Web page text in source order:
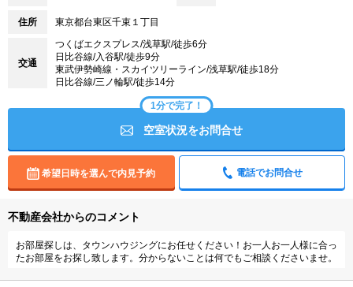
住所 東京都台東区千束１丁目
交通
つくばエクスプレス/浅草駅/徒歩6分
日比谷線/入谷駅/徒歩9分
東武伊勢崎線・スカイツリーライン/浅草駅/徒歩18分
日比谷線/三ノ輪駅/徒歩14分
1分で完了！
空室状況をお問合せ
希望日時を選んで内見予約 電話でお問合せ
不動産会社からのコメント
お部屋探しは、タウンハウジングにお任せください！お一人お一人様に合っ
たお部屋をお探し致します。分からないことは何でもご相談くださいませ。